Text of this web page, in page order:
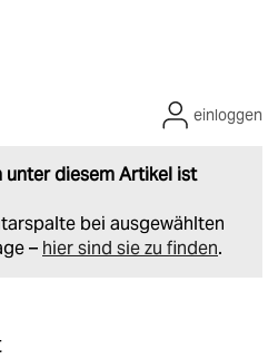
unter diesem Artikel ist
bei ausgewählten
– hier sind sie zu finden.
einloggen